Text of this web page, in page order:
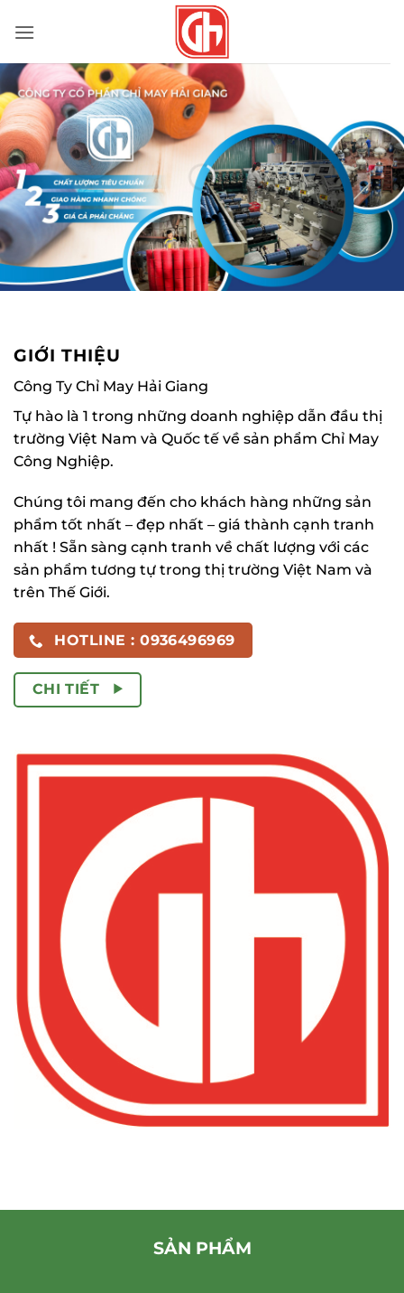
qua
dung
GIỚI THIỆU
Công Ty Chỉ May Hải Giang
Tự hào là 1 trong những doanh nghiệp dẫn đầu thị
trường Việt Nam và Quốc tế về sản phẩm Chỉ May
Công Nghiệp.
Chúng tôi mang đến cho khách hàng những sản
phẩm tốt nhất – đẹp nhất – giá thành cạnh tranh
nhất ! Sẵn sàng cạnh tranh về chất lượng với các
sản phẩm tương tự trong thị trường Việt Nam và
trên Thế Giới.
HOTLINE : 0936496969
CHI TIẾT
SẢN PHẨM